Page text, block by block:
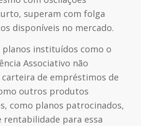
superam com folga
disponíveis no mercado.
planos instituídos como o
Associativo não
carteira de empréstimos de
outros produtos
como planos patrocinados,
para essa